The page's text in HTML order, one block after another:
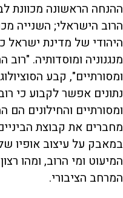
ההנחה הראשונה מכוונת
הרוב הישראלי; השנייה
היהודי של מדינת ישראל
מנגנוניה ומוסדותיה.
ומסורתיים", קבע
נתונים אפשר לקבוע כי
ומסורתיים והחילונים
מחברים את קבוצת
במאבק על עיצוב אופיו
המיעוט ומי הרוב, ומהו
המרחב הציבורי.